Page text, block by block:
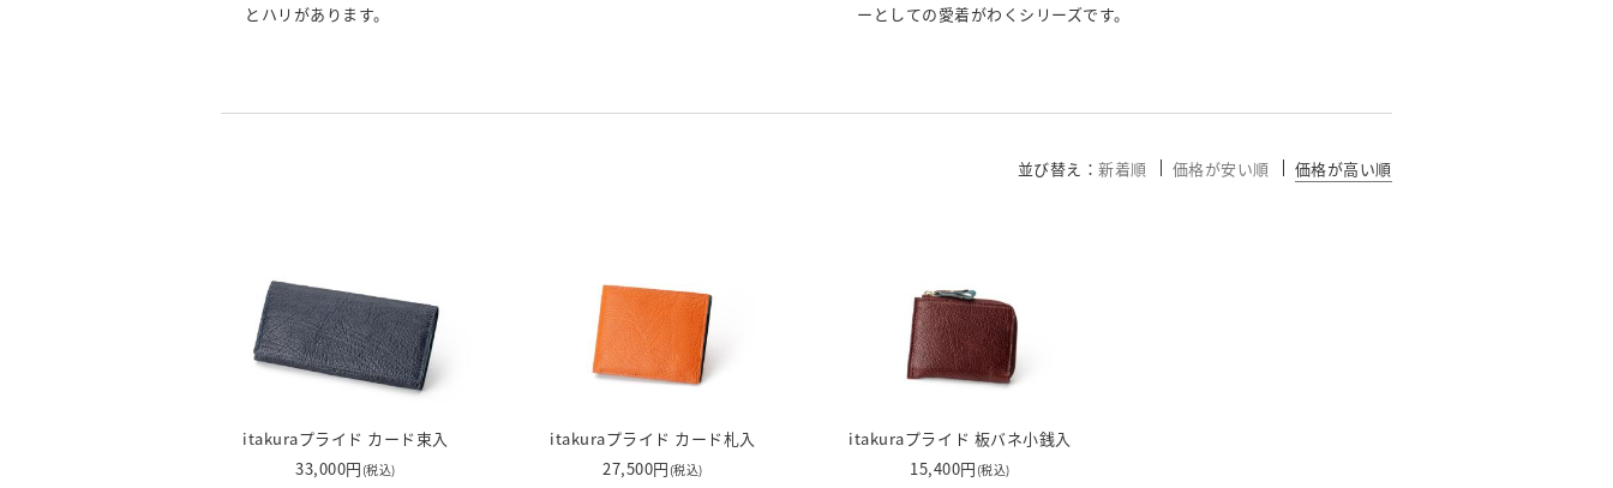
とハリがあります。
ーとしての愛着がわくシリーズです。
並び替え 新着順 価格が安い順 価格が高い順
itakuraプライド カード束入
33,000円 (税込)
itakuraプライド カード札入
27,500円 (税込)
itakuraプライド 板バネ小銭入
15,400円 (税込)